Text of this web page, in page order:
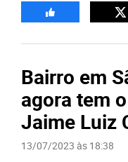
Bairro em
agora tem
Jaime Luiz
13/07/2023 às 18:38